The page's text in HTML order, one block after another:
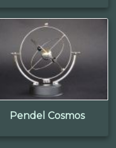
Pendel Cosmos